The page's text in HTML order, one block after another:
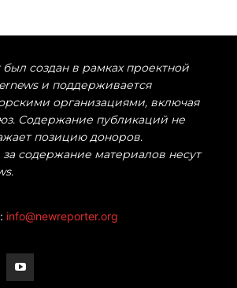
создан в рамках проектной
и поддерживается
организациями, включая
Содержание публикаций не
позицию доноров.
за содержание материалов несут
info@newreporter.org